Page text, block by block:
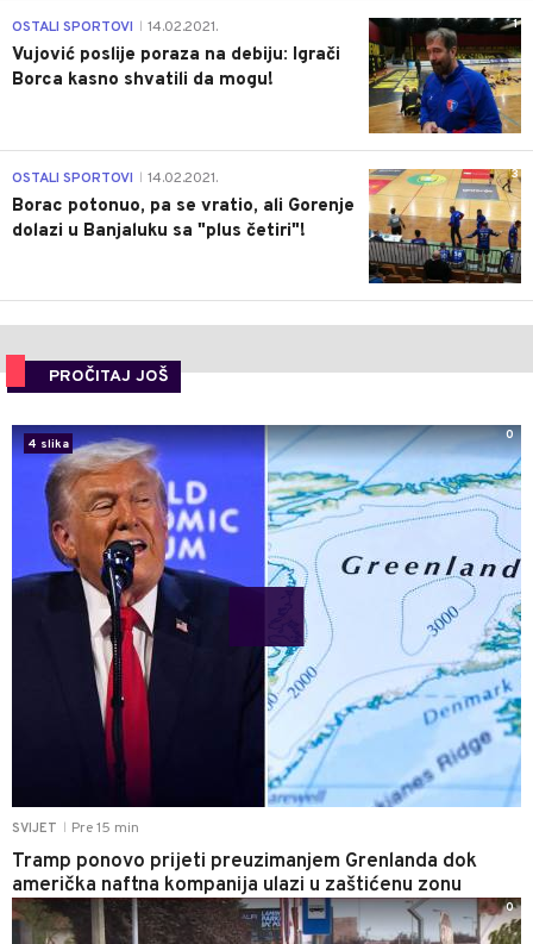
1
OSTALI SPORTOVI 14.02.2021.
Vujović poslije poraza na debiju: Igrači
Borca kasno shvatili da mogu!
3
OSTALI SPORTOVI 14.02.2021.
Borac potonuo, pa se vratio, ali Gorenje
dolazi u Banjaluku sa "plus četiri"!
PROČITAJ JOŠ
SVIJET Pre 15 min
Tramp ponovo prijeti preuzimanjem Grenlanda dok
američka naftna kompanija ulazi u zaštićenu zonu
4 slika
0
0